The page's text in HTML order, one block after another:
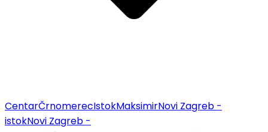
CentarČrnomerecIstokMaksimirNovi Zagreb -
istokNovi Zagreb -